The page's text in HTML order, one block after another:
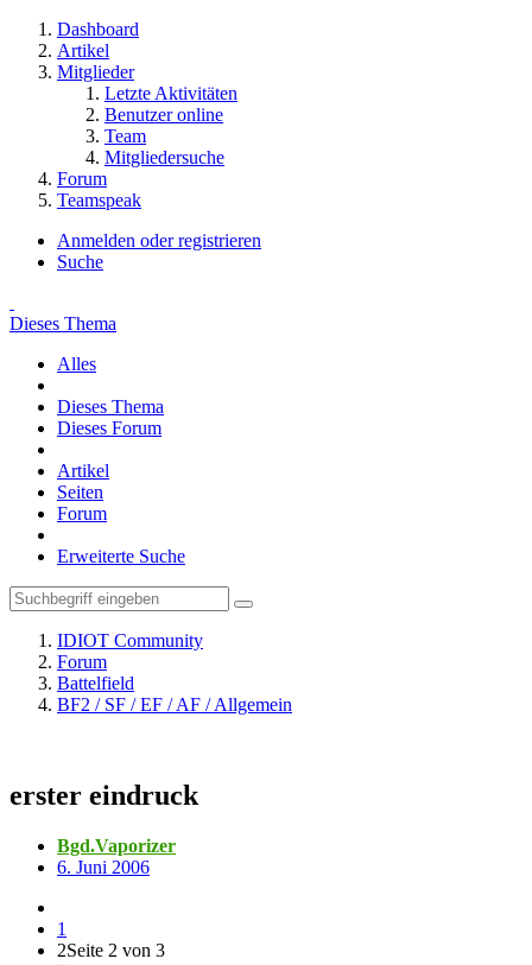
Dashboard
Artikel
Mitglieder
Letzte Aktivitäten
Benutzer online
Team
Mitgliedersuche
Forum
Teamspeak
Anmelden oder registrieren
Suche
Dieses Thema
Alles
Dieses Thema
Dieses Forum
Artikel
Seiten
Forum
Erweiterte Suche
IDIOT Community
Forum
Battelfield
BF2 / SF / EF / AF / Allgemein
erster eindruck
Bgd.Vaporizer
6. Juni 2006
1
2Seite 2 von 3